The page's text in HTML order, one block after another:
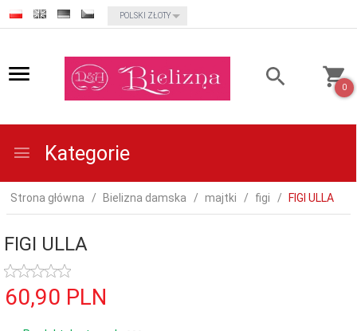
currency_h
POLSKI ZŁOTY
0
Kategorie
Strona główna Bielizna damska majtki figi FIGI ULLA
FIGI ULLA
60,90 PLN